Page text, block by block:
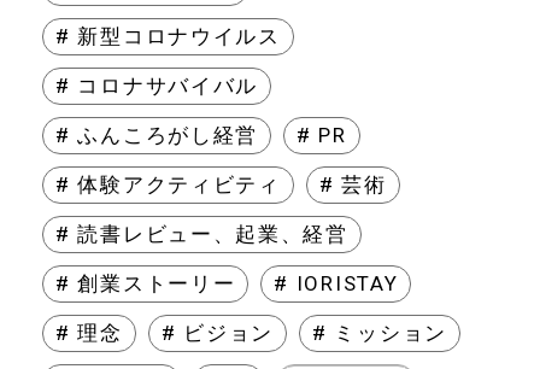
# 新型コロナウイルス
# コロナサバイバル
# ふんころがし経営 # PR
# 体験アクティビティ # 芸術
# 読書レビュー、起業、経営
# 創業ストーリー # IORISTAY
# 理念 # ビジョン # ミッション